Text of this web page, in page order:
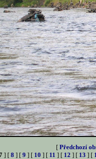
[ Předchozí
] [ 8 ] [ 9 ] [ 10 ] [ 11 ] [ 12 ] [ 13 ] [